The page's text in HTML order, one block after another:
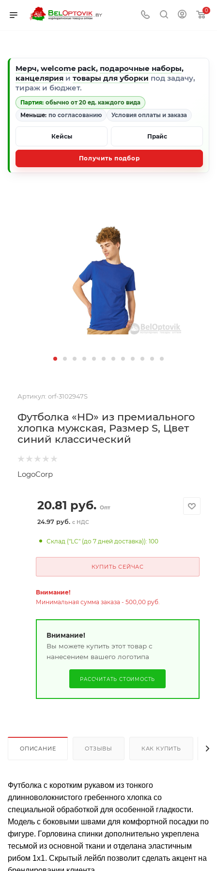
0
Мерч, welcome pack, подарочные наборы,
канцелярия и товары для уборки под задачу,
тираж и бюджет.
Партия: обычно от 20 ед. каждого вида
Меньше: по согласованию Условия оплаты и заказа
Кейсы Прайс
Получить подбор
Артикул: orf-3102947S
Футболка «HD» из премиального
хлопка мужская, Размер S, Цвет
синий классический
LogoCorp
20.81 руб. Опт
24.97 руб. с НДС
Склад ("LC" (до 7 дней доставка)): 100
КУПИТЬ СЕЙЧАС
Внимание!
Минимальная сумма заказа - 500,00 руб.
Внимание!
Вы можете купить этот товар с
нанесением вашего логотипа
РАССЧИТАТЬ СТОИМОСТЬ
ОПИСАНИЕ ОТЗЫВЫ КАК КУПИТЬ
Футболка с коротким рукавом из тонкого
длинноволокнистого гребенного хлопка со
специальной обработкой для особенной гладкости.
Модель с боковыми швами для комфортной посадки по
фигуре. Горловина спинки дополнительно укреплена
тесьмой из основной ткани и отделана эластичным
рибом 1х1. Скрытый лейбл позволит сделать акцент на